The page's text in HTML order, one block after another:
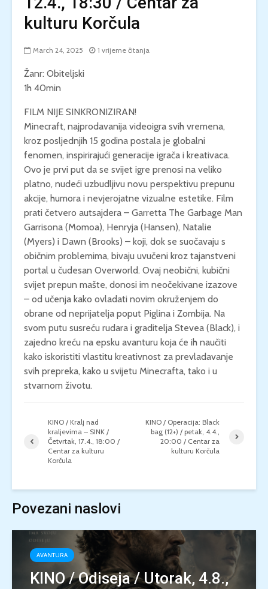
kulturu Korčula
March 24, 2025 1 vrijeme čitanja
Žanr: Obiteljski
1h 40min
FILM NIJE SINKRONIZIRAN!
Minecraft, najprodavanija videoigra svih vremena,
kroz posljednjih 15 godina postala je globalni
fenomen, inspirirajući generacije igrača i kreativaca.
Ovo je prvi put da se svijet igre prenosi na veliko
platno, nudeći uzbudljivu novu perspektivu prepunu
akcije, humora i nevjerojatne vizualne estetike. Film
prati četvero autsajdera – Garretta The Garbage Man
Garrisona (Momoa), Henryja (Hansen), Natalie
(Myers) i Dawn (Brooks) – koji, dok se suočavaju s
običnim problemima, bivaju uvučeni kroz tajanstveni
portal u čudesan Overworld. Ovaj neobični, kubični
svijet prepun mašte, donosi im neočekivane izazove
– od učenja kako ovladati novim okruženjem do
obrane od neprijatelja poput Piglina i Zombija. Na
svom putu susreću rudara i graditelja Stevea (Black), i
zajedno kreću na epsku avanturu koja će ih naučiti
kako iskoristiti vlastitu kreativnost za prevladavanje
svih prepreka, kako u svijetu Minecrafta, tako i u
stvarnom životu.
KINO / Kralj nad
kraljevima – SINK /
Četvrtak, 17.4., 18:00 /
Centar za kulturu
Korčula
KINO / Operacija: Black
bag (12+) / petak, 4.4.,
20:00 / Centar za
kulturu Korčula
Povezani naslovi
AVANTURA
KINO / Odiseja / Utorak, 4.8.,